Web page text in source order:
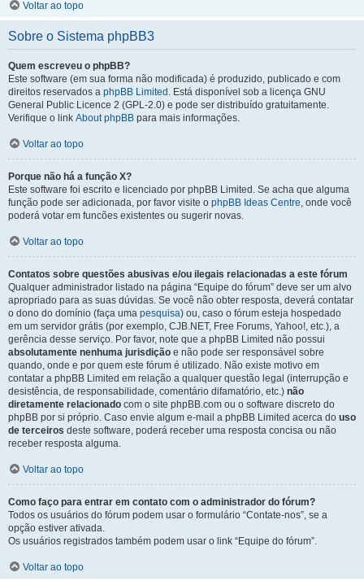
Voltar ao topo
Sobre o Sistema phpBB3
Quem escreveu o phpBB?
Este software (em sua forma não modificada) é produzido, publicado e com
direitos reservados a phpBB Limited . Está disponível sob a licença GNU
General Public Licence 2 (GPL-2.0) e pode ser distribuído gratuitamente.
Verifique o link About phpBB para mais informações.
Voltar ao topo
Porque não há a função X?
Este software foi escrito e licenciado por phpBB Limited. Se acha que alguma
função pode ser adicionada, por favor visite o phpBB Ideas Centre, onde você
poderá votar em funcões existentes ou sugerir novas.
Voltar ao topo
Contatos sobre questões abusivas e/ou ilegais relacionadas a este fórum
Qualquer administrador listado na página “Equipe do fórum” deve ser um alvo
apropriado para as suas dúvidas. Se você não obter resposta, deverá contatar
o dono do domínio (faça uma pesquisa) ou, caso o fórum esteja hospedado
em um servidor grátis (por exemplo, CJB.NET, Free Forums, Yahoo!, etc.), a
gerência desse serviço. Por favor, note que a phpBB Limited não possui
absolutamente nenhuma jurisdição e não pode ser responsável sobre
quando, onde e por quem este fórum é utilizado. Não existe motivo em
contatar a phpBB Limited em relação a qualquer questão legal (interrupção e
desistência, de responsabilidade, comentário difamatório, etc.) não
diretamente relacionado com o site phpBB.com ou o software discreto do
phpBB por si próprio. Caso envie algum e-mail a phpBB Limited acerca do uso
de terceiros deste software, poderá receber uma resposta concisa ou não
receber resposta alguma.
Voltar ao topo
Como faço para entrar em contato com o administrador do fórum?
Todos os usuários do fórum podem usar o formulário “Contate-nos”, se a
opção estiver ativada.
Os usuários registrados também podem usar o link “Equipe do fórum”.
Voltar ao topo